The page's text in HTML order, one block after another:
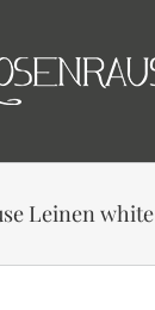
Leinen white